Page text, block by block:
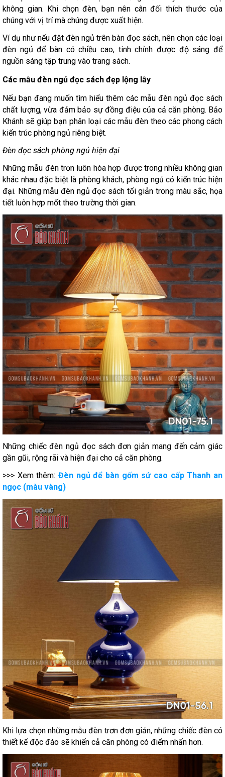
không gian. Khi chọn đèn, bạn nên cân đối thích thước của
chúng với vị trí mà chúng được xuất hiện.
Ví dụ như nếu đặt đèn ngủ trên bàn đọc sách, nên chọn các loại
đèn ngủ để bàn có chiều cao, tinh chỉnh được độ sáng để
nguồn sáng tập trung vào trang sách.
Các mẫu đèn ngủ đọc sách đẹp lộng lẫy
Nếu bạn đang muốn tìm hiểu thêm các mẫu đèn ngủ đọc sách
chất lượng, vừa đảm bảo sự đồng điệu của cả căn phòng. Bảo
Khánh sẽ giúp bạn phân loại các mẫu đèn theo các phong cách
kiến trúc phòng ngủ riêng biệt.
Đèn đọc sách phòng ngủ hiện đại
Những mẫu đèn trơn luôn hòa hợp được trong nhiều không gian
khác nhau đặc biệt là phòng khách, phòng ngủ có kiến trúc hiện
đại. Những mẫu đèn ngủ đọc sách tối giản trong màu sắc, họa
tiết luôn hợp mốt theo trường thời gian.
Những chiếc đèn ngủ đọc sách đơn giản mang đến cảm giác
gần gũi, rộng rãi và hiện đại cho cả căn phòng.
>>> Xem thêm: Đèn ngủ để bàn gốm sứ cao cấp Thanh an
ngọc (màu vàng)
Khi lựa chọn những mẫu đèn trơn đơn giản, những chiếc đèn có
thiết kế độc đáo sẽ khiến cả căn phòng có điểm nhấn hơn.